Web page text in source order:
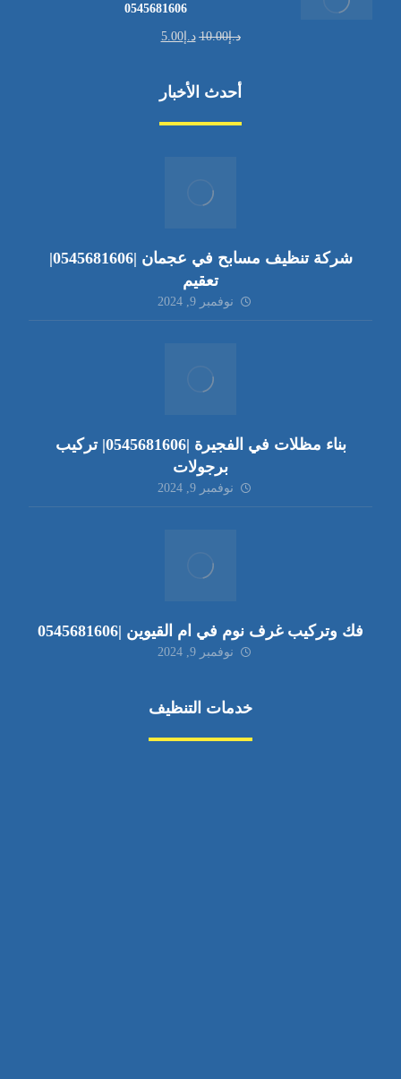
0545681606
د.إ10.00 د.إ5.00
أحدث الأخبار
شركة تنظيف مسابح في عجمان |0545681606|
تعقيم
نوفمبر 9, 2024
بناء مظلات في الفجيرة |0545681606| تركيب
برجولات
نوفمبر 9, 2024
فك وتركيب غرف نوم في ام القيوين |0545681606
نوفمبر 9, 2024
خدمات التنظيف